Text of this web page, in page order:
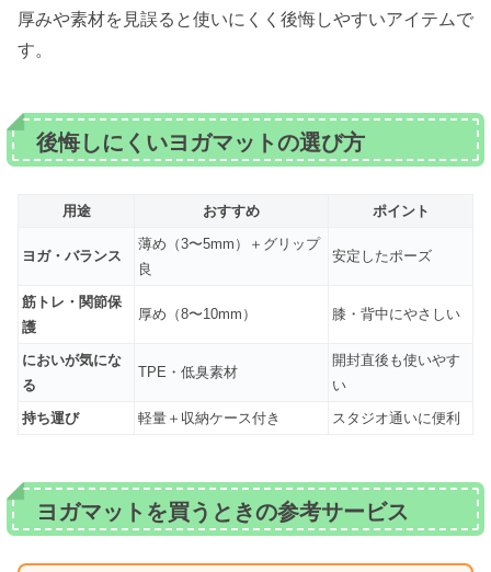
厚みや素材を見誤ると使いにくく後悔しやすいアイテムで
す。
後悔しにくいヨガマットの選び方
用途 おすすめ ポイント
ヨガ・バランス
薄め（3〜5mm）＋グリップ
良
安定したポーズ
筋トレ・関節保
護
厚め（8〜10mm） 膝・背中にやさしい
においが気にな
る
TPE・低臭素材
開封直後も使いやす
い
持ち運び
軽量＋収納ケース付き スタジオ通いに便利
ヨガマットを買うときの参考サービス